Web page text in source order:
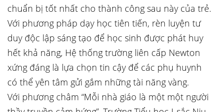
chuẩn bị tốt nhất cho thành công sau này của trẻ.
Với phương pháp dạy học tiên tiến, rèn luyện tư
duy độc lập sáng tạo để học sinh được phát huy
hết khả năng, Hệ thống trường liên cấp Newton
xứng đáng là lựa chọn tin cậy để các phụ huynh
có thể yên tâm gửi gắm những tài năng vàng.
Với phương châm “Mỗi nhà giáo là một một người